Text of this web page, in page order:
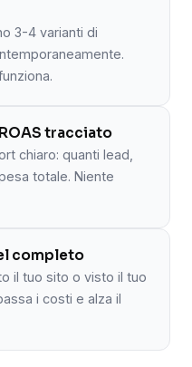
3-4 varianti di
tracciato
chiaro: quanti lead,
totale. Niente
completo
il tuo sito o visto il tuo
i costi e alza il